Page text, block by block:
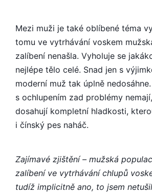
Mezi muži je také oblíbené téma
tomu ve vytrhávání voskem
zalíbení nenašla. Vyholuje se
nejlépe tělo celé. Snad jen s
moderní muž tak úplně
s ochlupením zad problémy
dosahují kompletní hladkosti,
i čínský pes naháč.
Zajímavé zjištění – mužská
zalíbení ve vytrhávání chlupů
tudíž implicitně ano, to jsem